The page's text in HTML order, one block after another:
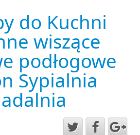
do Kuchni
wiszące
podłogowe
Sypialnia